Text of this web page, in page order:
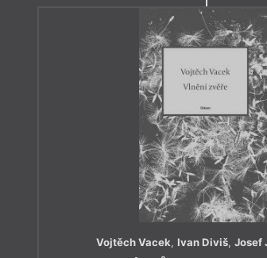
Vojtěch Vacek, Ivan Diviš, Josef